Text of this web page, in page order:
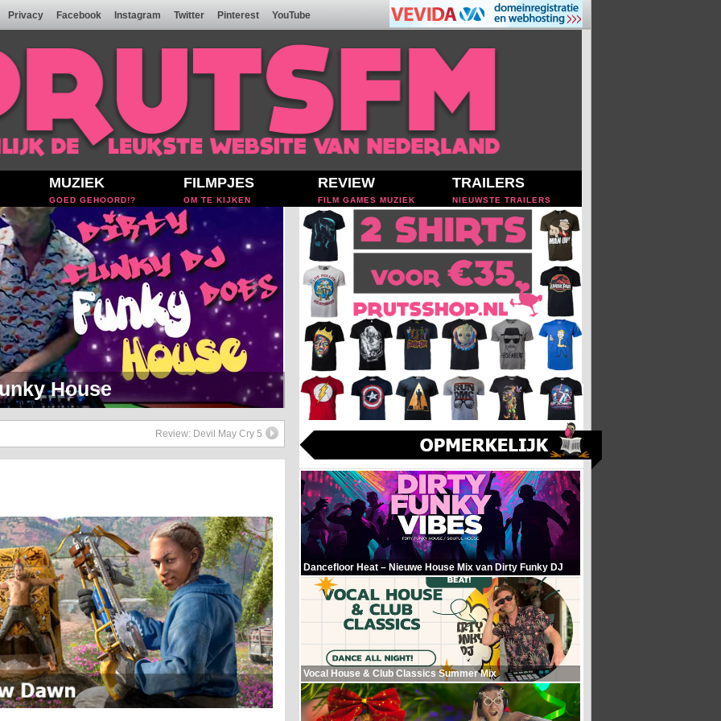
Privacy Facebook Instagram Twitter Pinterest YouTube
MUZIEK
GOED GEHOORD!?
FILMPJES
OM TE KIJKEN
REVIEW
FILM GAMES MUZIEK
TRAILERS
NIEUWSTE TRAILERS
Soul Setje
Review: Devil May Cry 5
Dancefloor Heat – Nieuwe House Mix van Dirty Funky DJ
Vocal House & Club Classics Summer Mix